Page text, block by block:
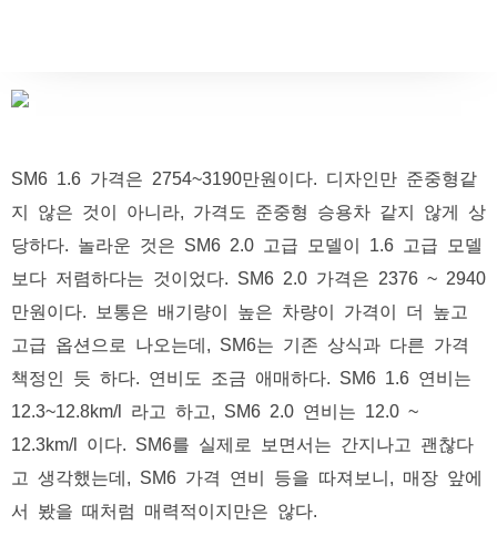
SM6 1.6 가격은 2754~3190만원이다. 디자인만 준중형같
지 않은 것이 아니라, 가격도 준중형 승용차 같지 않게 상
당하다. 놀라운 것은 SM6 2.0 고급 모델이 1.6 고급 모델
보다 저렴하다는 것이었다. SM6 2.0 가격은 2376 ~ 2940
만원이다. 보통은 배기량이 높은 차량이 가격이 더 높고
고급 옵션으로 나오는데, SM6는 기존 상식과 다른 가격
책정인 듯 하다. 연비도 조금 애매하다. SM6 1.6 연비는
12.3~12.8km/l 라고 하고, SM6 2.0 연비는 12.0 ~
12.3km/l 이다. SM6를 실제로 보면서는 간지나고 괜찮다
고 생각했는데, SM6 가격 연비 등을 따져보니, 매장 앞에
서 봤을 때처럼 매력적이지만은 않다.